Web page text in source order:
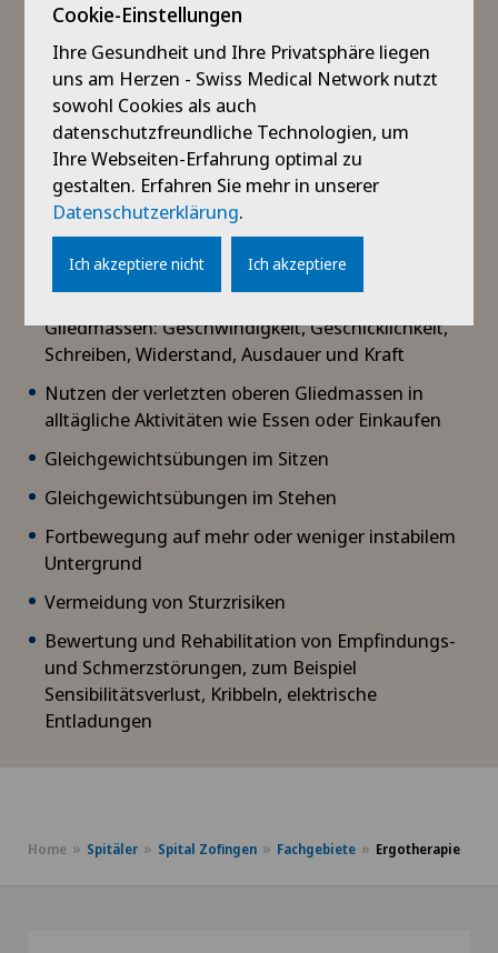
Hilfsmitteln
Beratung zur Bewältigung von Müdigkeit
Prävention zur Entlastung des Rückens
Training der Selbstständigkeit bei alltäglichen
Aktivitäten: Waschen, Anziehen, Essen, Freizeit,
Arbeit
Stimulation der Motorik der verletzten oberen
Gliedmassen (Schulter, Ellenbogen, Hand)
Training der funktionellen Fähigkeiten der oberen
Gliedmassen: Geschwindigkeit, Geschicklichkeit,
Schreiben, Widerstand, Ausdauer und Kraft
Nutzen der verletzten oberen Gliedmassen in
alltägliche Aktivitäten wie Essen oder Einkaufen
Gleichgewichtsübungen im Sitzen
Gleichgewichtsübungen im Stehen
Fortbewegung auf mehr oder weniger instabilem
Untergrund
Vermeidung von Sturzrisiken
Bewertung und Rehabilitation von Empfindungs-
und Schmerzstörungen, zum Beispiel
Sensibilitätsverlust, Kribbeln, elektrische
Entladungen
Home Spitäler Spital Zofingen Fachgebiete Ergotherapie
Cookie-Einstellungen
Ihre Gesundheit und Ihre Privatsphäre liegen
uns am Herzen - Swiss Medical Network nutzt
sowohl Cookies als auch
datenschutzfreundliche Technologien, um
Ihre Webseiten-Erfahrung optimal zu
gestalten. Erfahren Sie mehr in unserer
Datenschutzerklärung.
Ich akzeptiere nicht Ich akzeptiere